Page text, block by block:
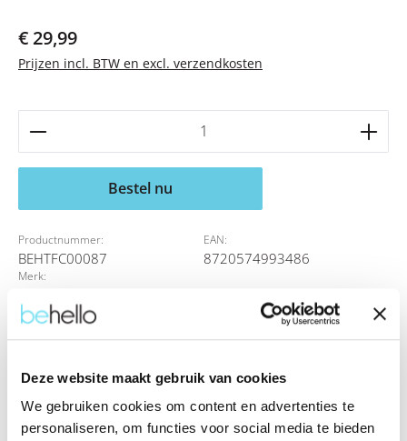
Deze website maakt gebruik van cookies
We gebruiken cookies om content en advertenties te
personaliseren, om functies voor social media te bieden
Normale prijs:
€ 29,99
Prijzen incl. BTW en excl. verzendkosten
Producthoeveelheid: Voer de gewenste
Bestel nu
Productnummer:
BEHTFC00087
EAN:
8720574993486
Merk:
Beschrijving
Eigenschappen